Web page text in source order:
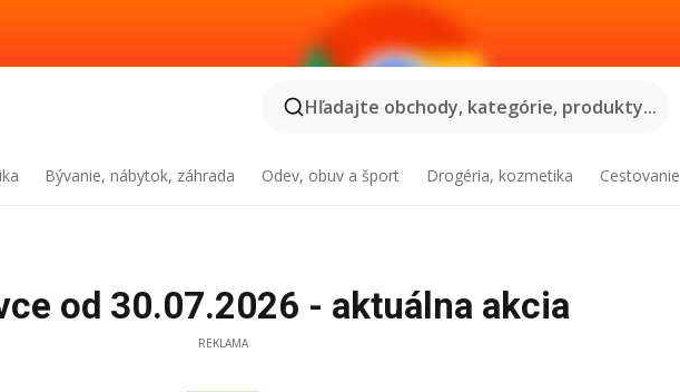
Hľadajte obchody, kategórie, produkty...
Bývanie, nábytok, záhrada Odev, obuv a šport Drogéria, kozmetika Cestovanie
od 30.07.2026 - aktuálna akcia
REKLAMA